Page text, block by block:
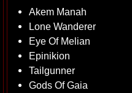
Akem Manah
Lone Wanderer
Eye Of Melian
Epinikion
Tailgunner
Gods Of Gaia